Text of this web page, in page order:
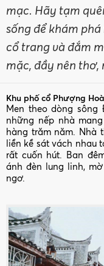
mạc. Hãy tạm
sống để khám
cổ trang và đắm
mặc, đầy nên thơ,
Khu phố cổ Phượng
Men theo dòng
những nếp nhà
hàng trăm năm. Nhà
liền kề sát vách nhau
rất cuốn hút. Ban
ánh đèn lung linh,
ngơ.